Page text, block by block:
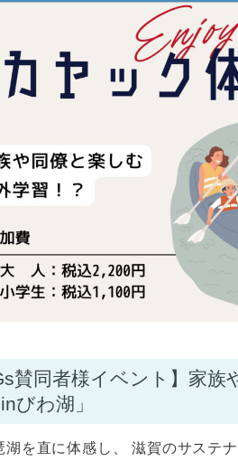
賛同者様イベント】家
びわ湖」
湖を直に体感し、 滋賀のサステ